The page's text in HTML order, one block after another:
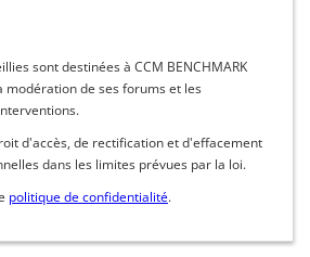
sont destinées à CCM BENCHMARK
modération de ses forums et les
d'accès, de rectification et d'effacement
dans les limites prévues par la loi.
politique de confidentialité.